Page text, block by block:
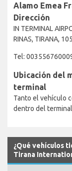
Alamo Emea
Dirección
IN TERMINAL
RINAS, TIRANA,
Tel:
Ubicación del
terminal
Tanto el vehículo
dentro del
¿Qué vehículos
Tirana